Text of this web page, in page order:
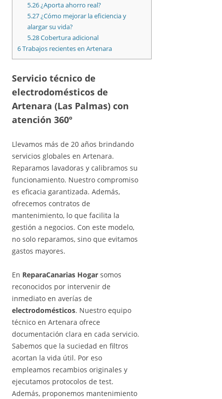
5.26¿Aporta ahorro real?
5.27¿Cómo mejorar la eficiencia y
alargar su vida?
5.28Cobertura adicional
6Trabajos recientes en Artenara
Servicio técnico de
electrodomésticos de
Artenara (Las Palmas) con
atención 360º
Llevamos más de 20 años brindando
servicios globales en Artenara.
Reparamos lavadoras y calibramos su
funcionamiento. Nuestro compromiso
es eficacia garantizada. Además,
ofrecemos contratos de
mantenimiento, lo que facilita la
gestión a negocios. Con este modelo,
no solo reparamos, sino que evitamos
gastos mayores.
En ReparaCanarias Hogar somos
reconocidos por intervenir de
inmediato en averías de
electrodomésticos. Nuestro equipo
técnico en Artenara ofrece
documentación clara en cada servicio.
Sabemos que la suciedad en filtros
acortan la vida útil. Por eso
empleamos recambios originales y
ejecutamos protocolos de test.
Además, proponemos mantenimiento